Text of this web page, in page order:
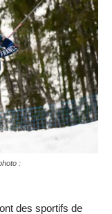
:
des sportifs de